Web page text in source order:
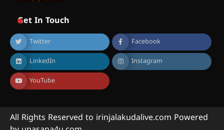
Get In Touch
Twitter Facebook
LinkedIn Instagram
YouTube
All Rights Reserved to irinjalakudalive.com Powered